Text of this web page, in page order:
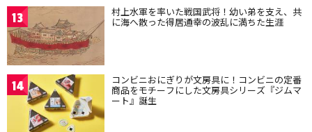
13 村上水軍を率いた戦国武将！幼い弟を支え、共
に海へ散った得居通幸の波乱に満ちた生涯
14 コンビニおにぎりが文房具に！コンビニの定番
商品をモチーフにした文房具シリーズ『ジムマ
ート』誕生